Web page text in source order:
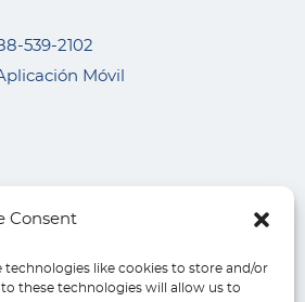
Consent
technologies like cookies to store and/or
these technologies will allow us to
539-2102
Móvil